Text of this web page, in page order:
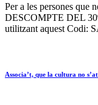
Per a les persones que
DESCOMPTE DEL
utilitzant aquest Codi:
Associa’t, que la cultura no